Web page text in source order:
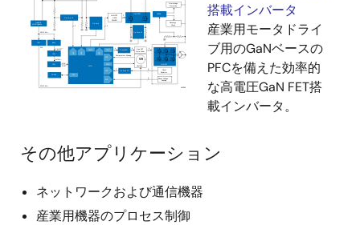
搭載インバータ
産業用モータドライ
ブ用のGaNベースの
PFCを備えた効率的
な高電圧GaN FET搭
載インバータ。
その他アプリケーション
ネットワークおよび通信機器
産業用機器のプロセス制御